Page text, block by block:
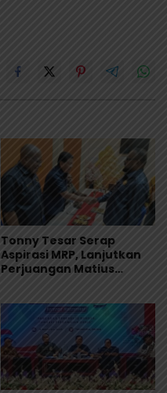
Tonny Tesar Serap
Aspirasi MRP, Lanjutkan
Perjuangan Matius
Masyarakat Adat